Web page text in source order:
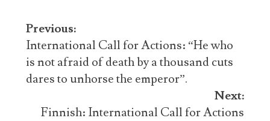
Post
navigation
Previous:
International Call for Actions: “He who
is not afraid of death by a thousand cuts
dares to unhorse the emperor”.
Next:
Finnish: International Call for Actions